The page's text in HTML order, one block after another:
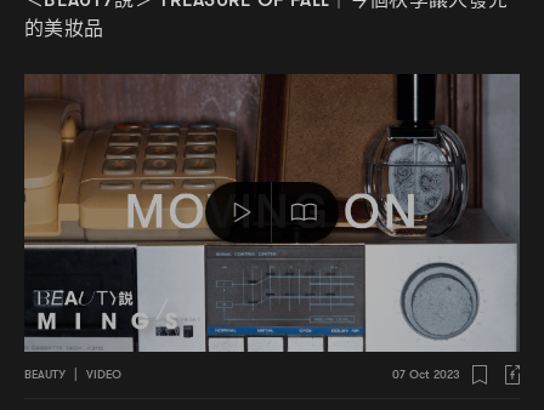
的美妝品
BEAUTY VIDEO 07 Oct 2023